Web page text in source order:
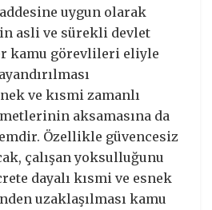
uygun olarak
asli ve sürekli devlet
kamu görevlileri eliyle
ve kısmi zamanlı
aksamasına da
Özellikle güvencesiz
çalışan yoksulluğunu
dayalı kısmi ve esnek
uzaklaşılması kamu